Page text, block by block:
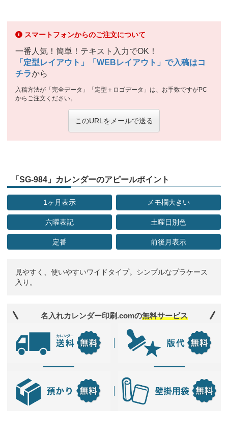
スマートフォンからのご注文について
一番人気！簡単！テキスト入力でOK！
「定型レイアウト」「WEBレイアウト」で入稿はコ
チラから
入稿方法が「完全データ」「定型＋ロゴデータ」は、お手数ですがPC
からご注文ください。
このURLをメールで送る
「SG-984」カレンダーのアピールポイント
1ヶ月表示 メモ欄大きい
六曜表記 土曜日別色
定番 前後月表示
見やすく、使いやすいワイドタイプ。シンプルなプラケース
入り。
名入れカレンダー印刷.comの無料サービス